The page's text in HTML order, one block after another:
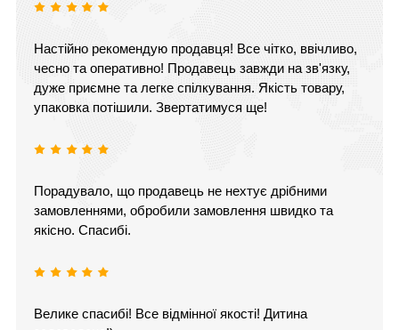
Настійно рекомендую продавця! Все чітко, ввічливо,
чесно та оперативно! Продавець завжди на зв'язку,
дуже приємне та легке спілкування. Якість товару,
упаковка потішили. Звертатимуся ще!
Порадувало, що продавець не нехтує дрібними
замовленнями, обробили замовлення швидко та
якісно. Спасибі.
Велике спасибі! Все відмінної якості! Дитина